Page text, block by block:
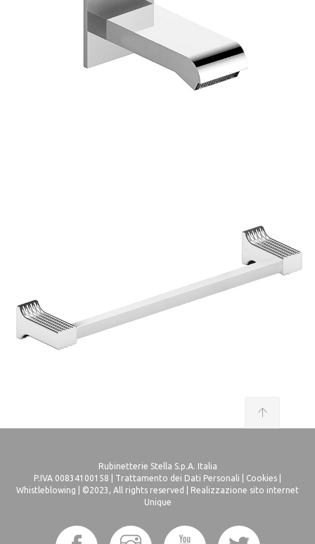
Rubinetterie Stella S.p.A. Italia
P.IVA 00834100158 | Trattamento dei Dati Personali Cookies
Whistleblowing | ©2023, All rights reserved | Realizzazione sito internet
Unique